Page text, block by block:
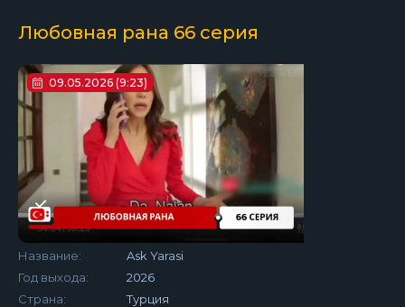
Любовная рана 66 серия
09.05.2026 (9:23)
Название:
Ask Yarasi
Год выхода:
2026
Страна:
Турция